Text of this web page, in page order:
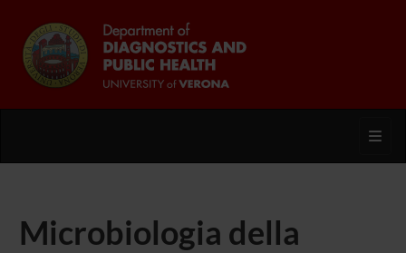
Microbiologia della